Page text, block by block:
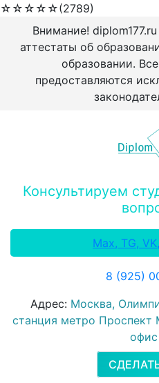
☆ ☆ ☆ ☆ ☆(2789)
Внимание!
аттестаты об
образовании.
предоставляются
Консультируем
Max, TG,
8 (925)
Адрес: Москва,
станция метро Проспект
офис